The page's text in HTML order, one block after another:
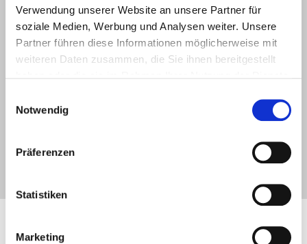
Verwendung unserer Website an unsere Partner für
soziale Medien, Werbung und Analysen weiter. Unsere
Partner führen diese Informationen möglicherweise mit
weiteren Daten zusammen, die Sie ihnen bereitgestellt
Notwendig
Präferenzen
Statistiken
Marketing
Rahmenordnung zur Durchführung von
Zertifikatslehrgängen - PDF / 296,43 KiB